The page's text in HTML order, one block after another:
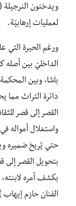
ويدخنون
لعمليات إرهابيّة.
ورغم الحيرة التي
الداخليّ بين
باشا، وبين
دائرة التراث مما
القصر إلى قصر
واستغلال أمواله
حتي يُريحَ ضميره
بتحويل القصر إلى
بكشف أمره
الفنان حازم